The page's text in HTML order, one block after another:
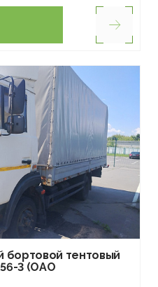
бортовой тентовый
3 (ОАО